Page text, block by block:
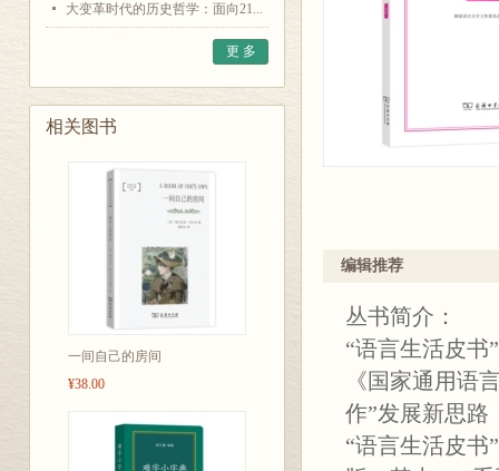
大变革时代的历史哲学：面向21...
更 多
相关图书
一间自己的房间
¥38.00
编辑推荐
丛书简介：
“语言生活皮书
《国家通用语
作”发展新思路
“语言生活皮书